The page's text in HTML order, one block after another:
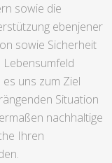
sowie die
ebenjener
sowie Sicherheit
uns zum Ziel
Situation
nachhaltige
Ihren